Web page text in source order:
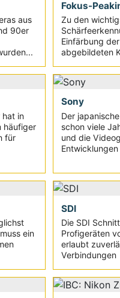
aus
90er
Fokus-
Zu den
Einfärbung
abgebildeten
hat in
häufiger
für
Sony
Der
schon viele
und die
ein
SDI
Die SDI
Profigeräten
erlaubt
Verbindungen